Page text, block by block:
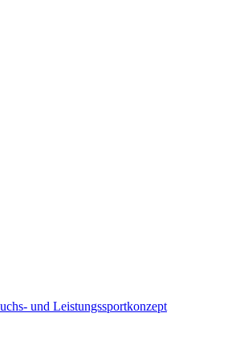
und Leistungssportkonzept